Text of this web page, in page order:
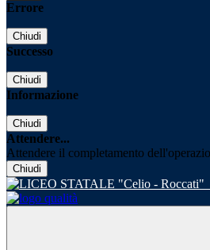
Errore
Chiudi
Successo
Chiudi
Informazione
Chiudi
Attendere...
Attendere il completamento
Chiudi